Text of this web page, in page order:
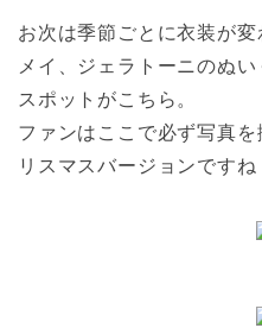
お次は季節ごとに衣装が
メイ、ジェラトーニのぬ
スポットがこちら。
ファンはここで必ず写真
リスマスバージョンですね